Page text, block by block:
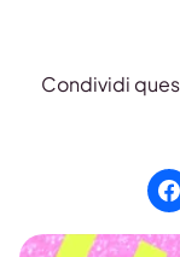
Condividi